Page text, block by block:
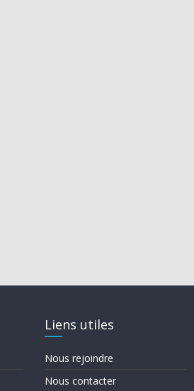
Liens utiles
Nous rejoindre
Nous contacter